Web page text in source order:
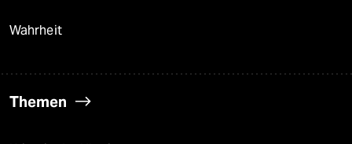
Wahrheit
Themen